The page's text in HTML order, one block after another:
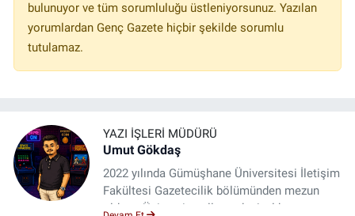
bulunuyor ve tüm sorumluluğu üstleniyorsunuz. Yazılan
yorumlardan Genç Gazete hiçbir şekilde sorumlu
tutulamaz.
YAZI İŞLERI MÜDÜRÜ
Umut Gökdaş
2022 yılında Gümüşhane Üniversitesi İletişim
Fakültesi Gazetecilik bölümünden mezun
oldum. Üniversite yıllarımda 4 yıl boyunca